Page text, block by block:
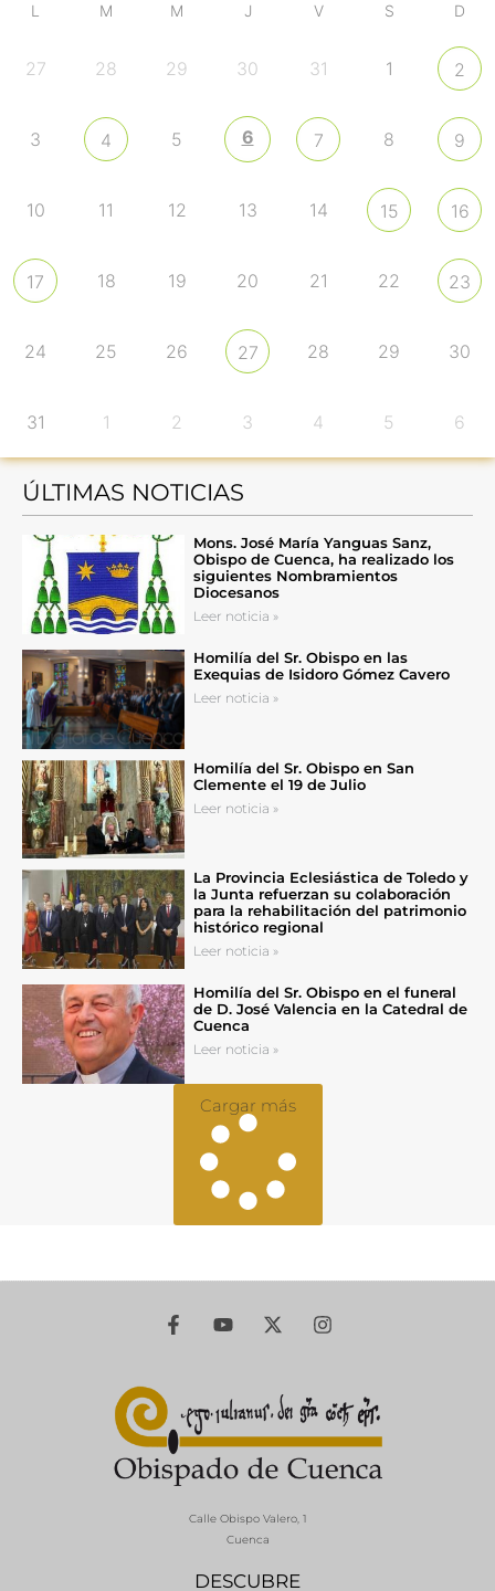
L M M J V S D
27 28 29 30 31 1 2
3 4 5 6 7 8 9
10 11 12 13 14 15 16
17 18 19 20 21 22 23
24 25 26 27 28 29 30
31 1 2 3 4 5 6
ÚLTIMAS NOTICIAS
Mons. José María Yanguas Sanz,
Obispo de Cuenca, ha realizado los
siguientes Nombramientos
Diocesanos
Leer noticia »
Homilía del Sr. Obispo en las
Exequias de Isidoro Gómez Cavero
Leer noticia »
Homilía del Sr. Obispo en San
Clemente el 19 de Julio
Leer noticia »
La Provincia Eclesiástica de Toledo y
la Junta refuerzan su colaboración
para la rehabilitación del patrimonio
histórico regional
Leer noticia »
Homilía del Sr. Obispo en el funeral
de D. José Valencia en la Catedral de
Cuenca
Leer noticia »
Cargar más
DESCUBRE
Calle Obispo Valero, 1
Cuenca